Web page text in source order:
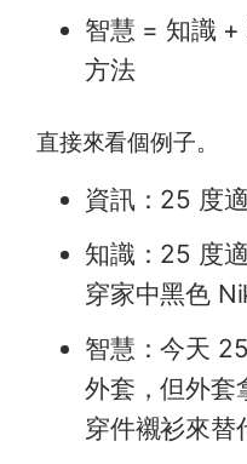
智慧 = 知識
方法
直接來看個例子。
資訊：25 度
知識：25 度
穿家中黑色
智慧：今天
外套，但外套
穿件襯衫來替